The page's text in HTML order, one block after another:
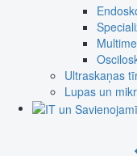
Ultraskaņas
Lupas un